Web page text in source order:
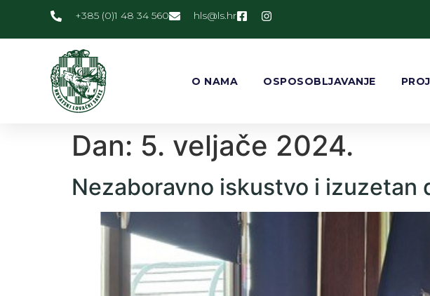
+385 (0)1 48 34 560 rh.sl
@slh
O NAMA OSPOSOBLJAVANJE
Dan: 5. veljače 2024.
Nezaboravno iskustvo i izuzetan